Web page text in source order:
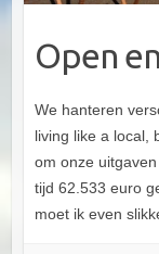
Open
We hanteren
living like a local,
om onze
tijd 62.533 euro
moet ik even